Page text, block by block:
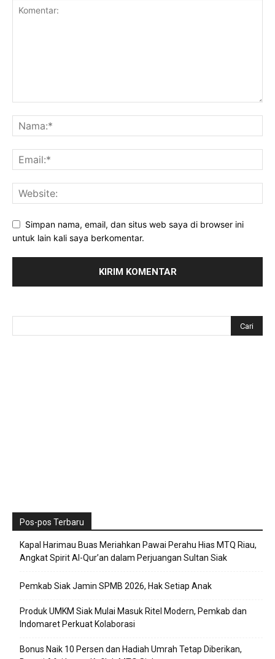
Simpan nama, email, dan situs web saya di browser ini
untuk lain kali saya berkomentar.
Pos-pos Terbaru
Kapal Harimau Buas Meriahkan Pawai Perahu Hias MTQ Riau,
Angkat Spirit Al-Qur’an dalam Perjuangan Sultan Siak
Pemkab Siak Jamin SPMB 2026, Hak Setiap Anak
Produk UMKM Siak Mulai Masuk Ritel Modern, Pemkab dan
Indomaret Perkuat Kolaborasi
Bonus Naik 10 Persen dan Hadiah Umrah Tetap Diberikan,